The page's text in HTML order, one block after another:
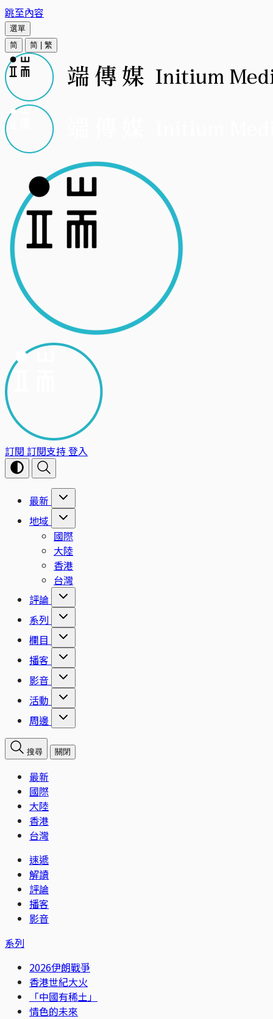
跳至內容
選單
简
简 繁
訂閱 訂閱支持登入
最新
地域
國際
大陸
香港
台灣
評論
系列
欄目
播客
影音
活動
周邊
搜尋 關閉
最新
國際
大陸
香港
台灣
速遞
解讀
評論
播客
影音
系列
2026伊朗戰爭
香港世紀大火
「中國有稀土」
情色的未來